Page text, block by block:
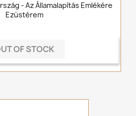
- Az Államalapítás Emlékére
Ezüstérem
OF STOCK